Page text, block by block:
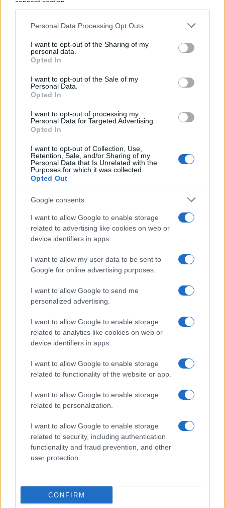
consent section.
Personal Data Processing Opt Outs
I want to opt-out of the Sharing of my
personal data.
Opted In
I want to opt-out of the Sale of my
Personal Data.
Opted In
I want to opt-out of processing my
Personal Data for Targeted Advertising.
Opted In
I want to opt-out of Collection, Use,
Retention, Sale, and/or Sharing of my
Personal Data that Is Unrelated with the
Purposes for which it was collected.
Opted Out
Google consents
I want to allow Google to enable storage
related to advertising like cookies on web or
device identifiers in apps.
I want to allow my user data to be sent to
Google for online advertising purposes.
I want to allow Google to send me
personalized advertising.
I want to allow Google to enable storage
related to analytics like cookies on web or
device identifiers in apps.
I want to allow Google to enable storage
related to functionality of the website or app.
I want to allow Google to enable storage
related to personalization.
I want to allow Google to enable storage
related to security, including authentication
functionality and fraud prevention, and other
user protection.
CONFIRM
perfettamente alla nostra strategia di mercato per
generare valore per il cliente nella logistica del
trasporto merci su rotaia e allo stesso tempo
supporta il passaggio alla rotaia”, rimarca Hilb
aggiungendo come in futuro “offriremo il sistema
di movimentazione come un nuovo servizio
standard per il noleggio dei nostri carri, per
facilitare l’ingresso degli spedizionieri nel mondo
del trasporto combinato”. Evidente, insomma
l’interesse nel mercato, poiché sempre più
spedizionieri in Europa stanno affrontando la
sfida di rendere le loro catene logistiche più
ecologiche ed economiche. Anche per questo TX
Logistik organizzerà altri eventi NiKRASA in Europa
insieme a Wascosa.
Contenuto consigliato
SEDUTE SATIRICHE
Vai all'archivio delle vignette
I PIÙ LETTI DEL MESE